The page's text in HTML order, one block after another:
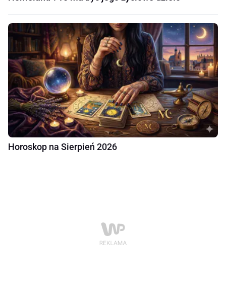
Horoskop na Sierpień 2026